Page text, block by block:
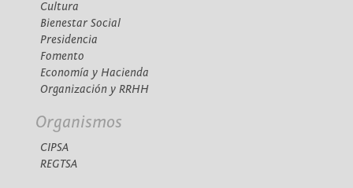
Cultura
Bienestar Social
Presidencia
Fomento
Economía y Hacienda
Organización y RRHH
Organismos
CIPSA
REGTSA